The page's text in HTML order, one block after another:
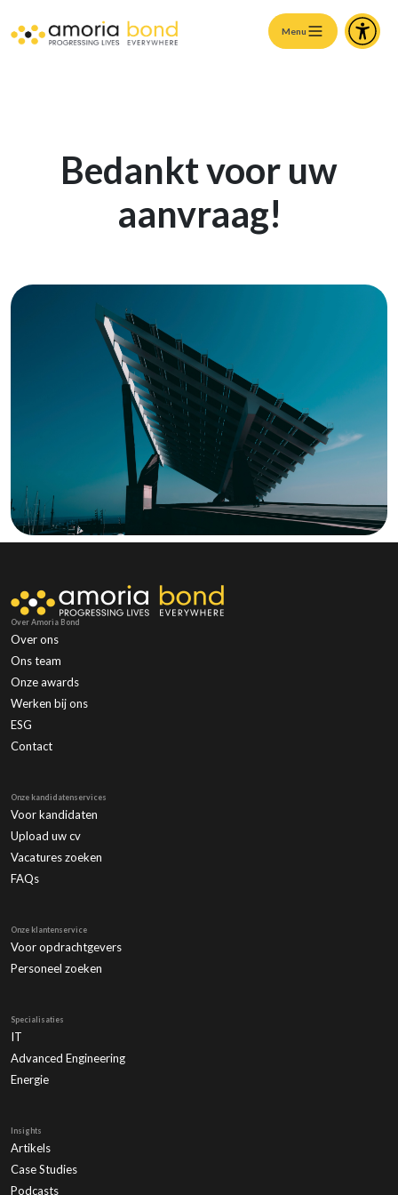
Menu
Bedankt voor uw
aanvraag!
Over Amoria Bond
Over ons
Ons team
Onze awards
Werken bij ons
ESG
Contact
Onze kandidatenservices
Voor kandidaten
Upload uw cv
Vacatures zoeken
FAQs
Onze klantenservice
Voor opdrachtgevers
Personeel zoeken
Specialisaties
IT
Advanced Engineering
Energie
Insights
Artikels
Case Studies
Podcasts